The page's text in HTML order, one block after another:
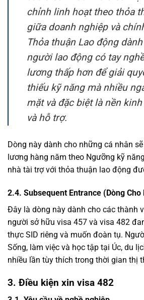
chỉnh linh hoạt theo thỏa
giữa doanh nghiệp và
Thỏa thuận Lao động
người lao động có tay
lương thấp hơn để giải
thiếu kỹ năng mà nhiều
mặt và đặc biệt là nền
và hỗ trợ.
Dòng này dành cho những cá nhân
lương hàng năm theo Ngưỡng kỹ
nhà tài trợ với thỏa thuận lao động
2.4. Subsequent Entrance (Dòng Cho
Đây là dòng này dành cho các thành
người sở hữu visa 457 và visa 482
thực SID riêng và muốn đoàn tụ.
Sống, làm việc và học tập tại Úc, du
nhiều lần tùy thích trong thời gian thị
3. Điều kiện xin visa 482